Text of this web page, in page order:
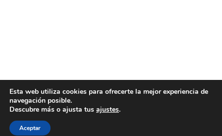
Esta web utiliza cookies para ofrecerte la mejor experiencia de
navegación posible.
Descubre más o ajusta tus ajustes.
Aceptar